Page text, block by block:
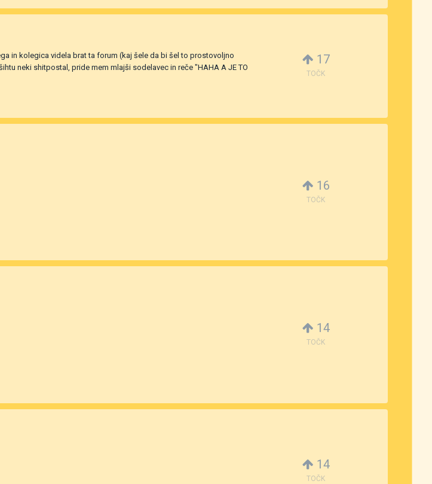
in kolegica videla brat ta forum (kaj šele da bi šel to prostovoljno
neki shitpostal, pride mem mlajši sodelavec in reče "HAHA A JE TO
17
TOČK
16
TOČK
14
TOČK
14
TOČK